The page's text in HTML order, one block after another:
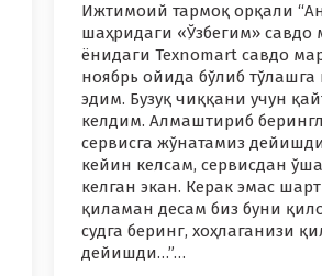
Ижтимоий тармоқ орқали
шаҳридаги «Ўзбегим» савдо
ёнидаги Texnomart савдо
ноябрь ойида бўлиб тўлашга
эдим. Бузуқ чиққани учун
келдим. Алмаштириб
сервисга жўнатамиз
кейин келсам, сервисдан
келган экан. Керак эмас
қиламан десам биз буни
судга беринг, хоҳлаганизи
дейишди…”…